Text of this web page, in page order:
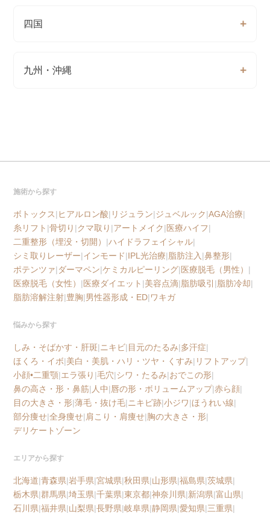
四国
九州・沖縄
施術から探す
ボトックス|ヒアルロン酸| リジュラン|ジュベルック|AGA治療|
糸リフト |骨切り |クマ取り |アートメイク|医療ハイフ|
二重整形（埋没・切開） |ハイドラフェイシャル|
シミ取りレーザー|インモード|IPL光治療|脂肪注入 |鼻整形|
ポテンツァ|ダーマペン|ケミカルピーリング|医療脱毛（男性） |
医療脱毛（女性） |医療ダイエット |美容点滴|脂肪吸引 |脂肪冷却|
脂肪溶解注射|豊胸|男性器形成・ED|ワキガ
悩みから探す
しみ・そばかす・肝斑| ニキビ|目元のたるみ|多汗症|
ほくろ・イボ|美白・美肌・ハリ・ツヤ・くすみ| リフトアップ|
小顔•二重顎|エラ張り |毛穴|シワ・たるみ|おでこの形|
鼻の高さ・形・鼻筋| 人中|唇の形・ボリュームアップ|赤ら顔|
目の大きさ・形|薄毛・抜け毛| ニキビ跡|小ジワ|ほうれい線|
部分痩せ|全身痩せ|肩こり・肩痩せ|胸の大きさ・形|
デリケートゾーン
エリアから探す
北海道|青森県|岩手県|宮城県|秋田県|山形県|福島県|茨城県|
栃木県|群馬県|埼玉県|千葉県|東京都|神奈川県|新潟県|富山県|
石川県|福井県|山梨県|長野県|岐阜県|静岡県|愛知県|三重県|